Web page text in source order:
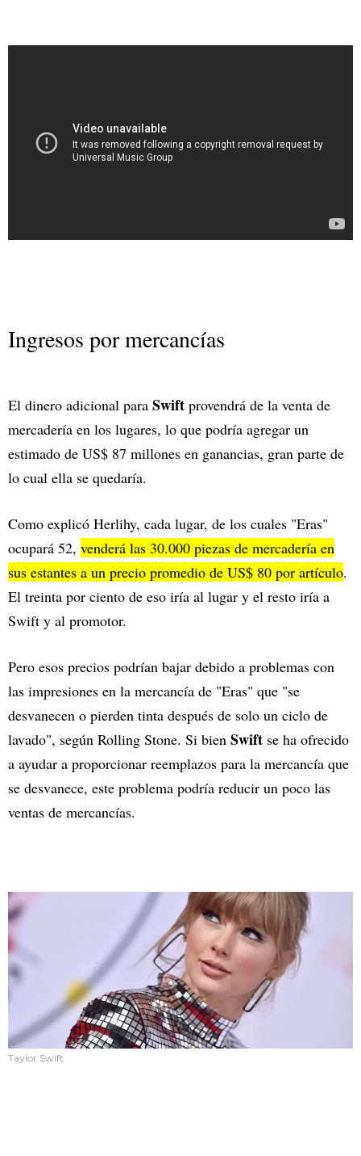
Ingresos por mercancías
El dinero adicional para Swift provendrá de la venta de
mercadería en los lugares, lo que podría agregar un
estimado de US$ 87 millones en ganancias, gran parte de
lo cual ella se quedaría.
Como explicó Herlihy, cada lugar, de los cuales "Eras"
ocupará 52, venderá las 30.000 piezas de mercadería en
sus estantes a un precio promedio de US$ 80 por artículo.
El treinta por ciento de eso iría al lugar y el resto iría a
Swift y al promotor.
Pero esos precios podrían bajar debido a problemas con
las impresiones en la mercancía de "Eras" que "se
desvanecen o pierden tinta después de solo un ciclo de
lavado", según Rolling Stone. Si bien Swift se ha ofrecido
a ayudar a proporcionar reemplazos para la mercancía que
se desvanece, este problema podría reducir un poco las
ventas de mercancías.
Taylor Swift